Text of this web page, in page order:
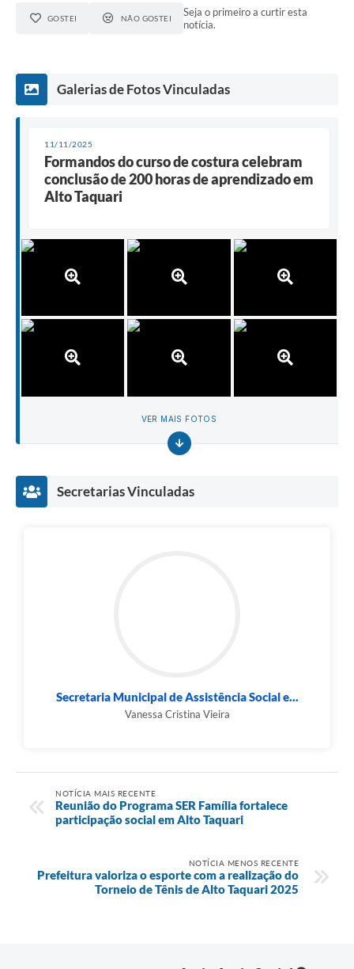
GOSTEI NÃO GOSTEI
Seja o primeiro a curtir esta
notícia.
Galerias de Fotos Vinculadas
11/11/2025
Formandos do curso de costura celebram
conclusão de 200 horas de aprendizado em
Alto Taquari
VER MAIS FOTOS
Secretarias Vinculadas
Secretaria Municipal de Assistência Social e...
Vanessa Cristina Vieira
NOTÍCIA MAIS RECENTE
Reunião do Programa SER Família fortalece
participação social em Alto Taquari
NOTÍCIA MENOS RECENTE
Prefeitura valoriza o esporte com a realização do
Torneio de Tênis de Alto Taquari 2025